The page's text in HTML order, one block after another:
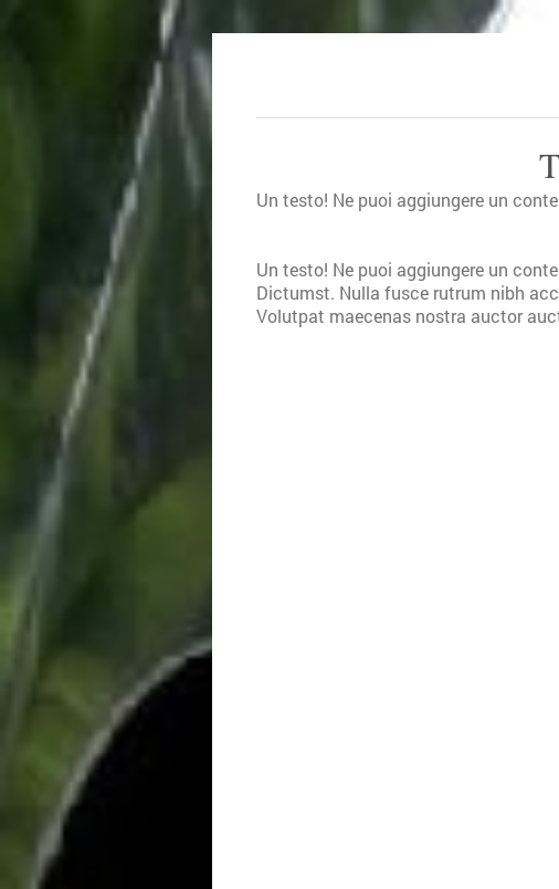
Un testo! Ne puoi aggiungere un
Un testo! Ne puoi aggiungere un
Dictumst. Nulla fusce rutrum nibh
Volutpat maecenas nostra auctor